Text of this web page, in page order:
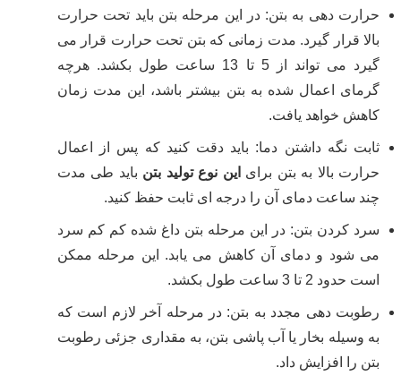
حرارت دهی به بتن: در این مرحله بتن باید تحت حرارت
بالا قرار گیرد. مدت زمانی که بتن تحت حرارت قرار می
گیرد می تواند از 5 تا 13 ساعت طول بکشد. هرچه
گرمای اعمال شده به بتن بیشتر باشد، این مدت زمان
کاهش خواهد یافت.
ثابت نگه داشتن دما: باید دقت کنید که پس از اعمال
حرارت بالا به بتن برای این نوع تولید بتن باید طی مدت
چند ساعت دمای آن را درجه ای ثابت حفظ کنید.
سرد کردن بتن: در این مرحله بتن داغ شده کم کم سرد
می شود و دمای آن کاهش می یابد. این مرحله ممکن
است حدود 2 تا 3 ساعت طول بکشد.
رطوبت دهی مجدد به بتن: در مرحله آخر لازم است که
به وسیله بخار یا آب پاشی بتن، به مقداری جزئی رطوبت
بتن را افزایش داد.